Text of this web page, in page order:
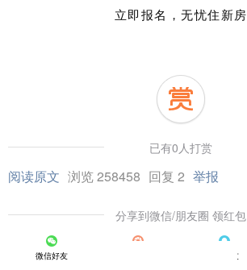
立即报名， 无忧住新房
已有0人打赏
阅读原文 浏览 258458 回复 2 举报
分享到微信/朋友圈 领红包
微信好友 QQ好友